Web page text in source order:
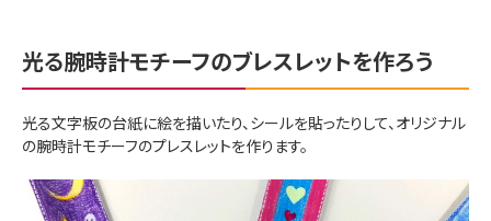
光る腕時計モチーフのブレスレットを作ろう
光る文字板の台紙に絵を描いたり、シールを貼ったりして、オリジナル
の腕時計モチーフのプレスレットを作ります。